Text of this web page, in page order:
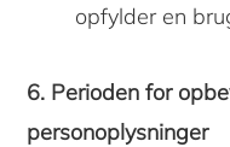
opfylder en
6. Perioden for
personoplysninger